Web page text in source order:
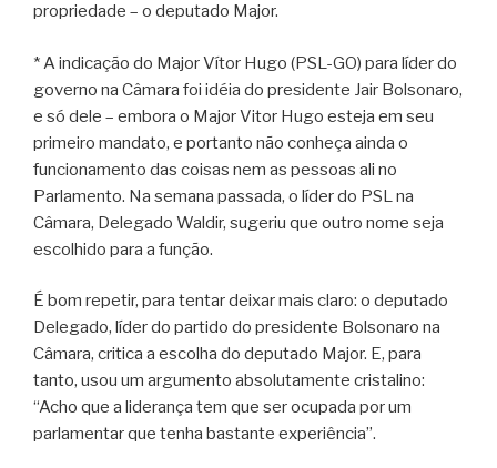
propriedade – o deputado Major.
* A indicação do Major Vítor Hugo (PSL-GO) para líder do
governo na Câmara foi idéia do presidente Jair Bolsonaro,
e só dele – embora o Major Vitor Hugo esteja em seu
primeiro mandato, e portanto não conheça ainda o
funcionamento das coisas nem as pessoas ali no
Parlamento. Na semana passada, o líder do PSL na
Câmara, Delegado Waldir, sugeriu que outro nome seja
escolhido para a função.
É bom repetir, para tentar deixar mais claro: o deputado
Delegado, líder do partido do presidente Bolsonaro na
Câmara, critica a escolha do deputado Major. E, para
tanto, usou um argumento absolutamente cristalino:
“Acho que a liderança tem que ser ocupada por um
parlamentar que tenha bastante experiência”.